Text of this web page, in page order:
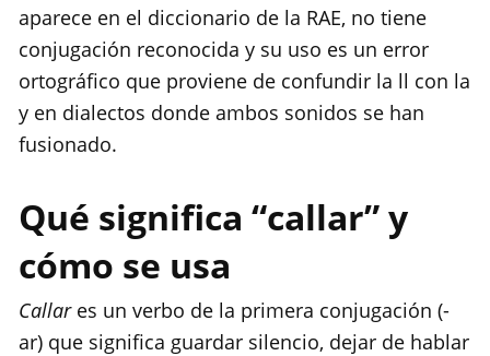
aparece en el diccionario de la RAE, no tiene
conjugación reconocida y su uso es un error
ortográfico que proviene de confundir la ll con la
y en dialectos donde ambos sonidos se han
fusionado.
Qué significa “callar” y
cómo se usa
Callares un verbo de la primera conjugación (-
ar) que significa guardar silencio, dejar de hablar